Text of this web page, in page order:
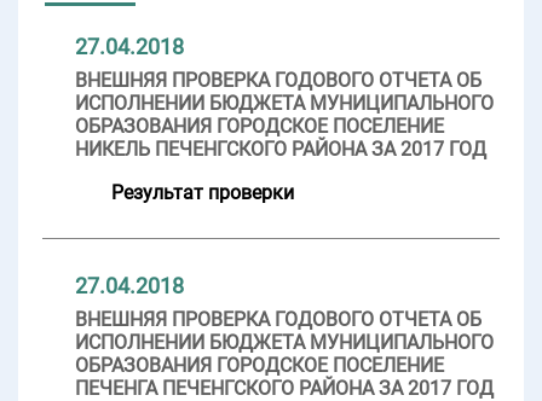
27.04.2018
ВНЕШНЯЯ ПРОВЕРКА ГОДОВОГО ОТЧЕТА ОБ
ИСПОЛНЕНИИ БЮДЖЕТА МУНИЦИПАЛЬНОГО
ОБРАЗОВАНИЯ ГОРОДСКОЕ ПОСЕЛЕНИЕ
НИКЕЛЬ ПЕЧЕНГСКОГО РАЙОНА ЗА 2017 ГОД
Результат проверки
27.04.2018
ВНЕШНЯЯ ПРОВЕРКА ГОДОВОГО ОТЧЕТА ОБ
ИСПОЛНЕНИИ БЮДЖЕТА МУНИЦИПАЛЬНОГО
ОБРАЗОВАНИЯ ГОРОДСКОЕ ПОСЕЛЕНИЕ
ПЕЧЕНГА ПЕЧЕНГСКОГО РАЙОНА ЗА 2017 ГОД